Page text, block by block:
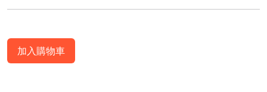
加入購物車